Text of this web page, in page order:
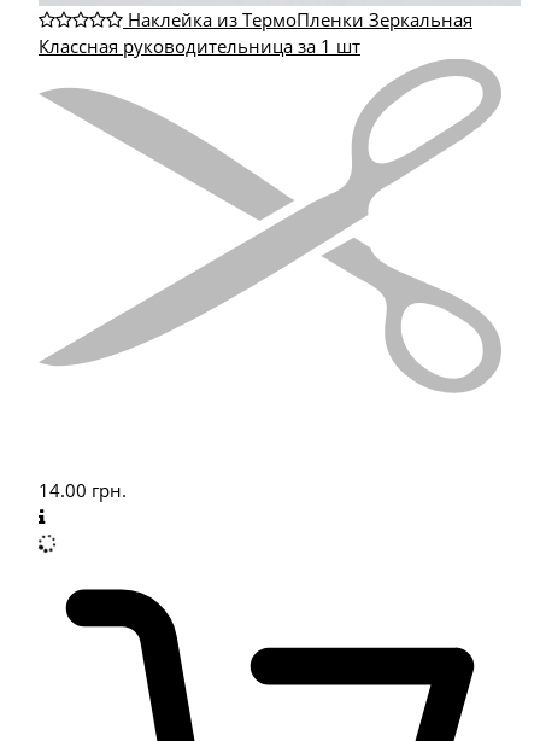
Наклейка из ТермоПленки Зеркальная
Классная руководительница за 1 шт
14.00 грн.